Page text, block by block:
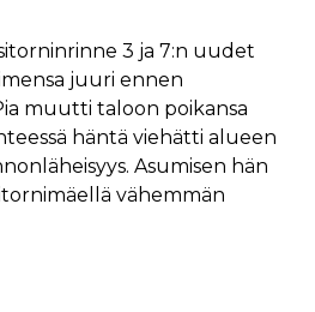
3 ja 7:n uudet
juuri ennen
muutti taloon poikansa
häntä viehätti alueen
Asumisen hän
vähemmän